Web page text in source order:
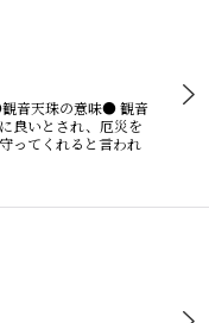
音天珠の意味● 観音
良いとされ、厄災を
ってくれると言われ